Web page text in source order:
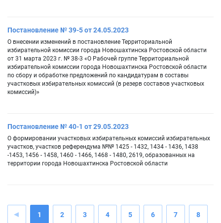
Постановление № 39-5 от 24.05.2023
О внесении изменений в постановление Территориальной
избирательной комиссии города Новошахтинска Ростовской области
от 31 марта 2023 г. № 38-3 «О Рабочей группе Территориальной
избирательной комиссии города Новошахтинска Ростовской области
по сбору и обработке предложений по кандидатурам в составы
участковых избирательных комиссий (в резерв составов участковых
комиссий)»
Постановление № 40-1 от 29.05.2023
О формировании участковых избирательных комиссий избирательных
участков, участков референдума №№ 1425 - 1432, 1434 - 1436, 1438
-1453, 1456 - 1458, 1460 - 1466, 1468 - 1480, 2619, образованных на
территории города Новошахтинска Ростовской области
1 2 3 4 5 6 7 8